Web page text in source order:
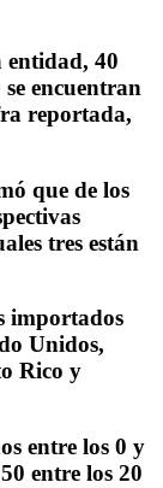
entidad, 40
encuentran
reportada,
que de los
tres están
importados
Unidos,
Rico y
entre los 0 y
entre los 20